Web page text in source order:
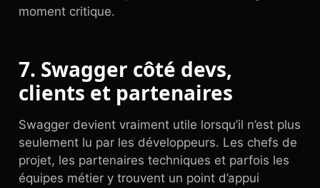
moment critique.
7. Swagger côté devs,
clients et partenaires
Swagger devient vraiment utile lorsqu’il n’est plus
seulement lu par les développeurs. Les chefs de
projet, les partenaires techniques et parfois les
équipes métier y trouvent un point d’appui